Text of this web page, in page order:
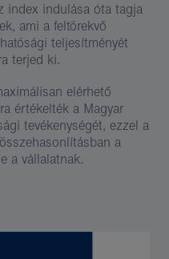
index indulása óta tagja
ami a feltörekvő
teljesítményét
terjed ki.
elérhető
értékelték a Magyar
tevékenységét, ezzel a
a
a vállalatnak.